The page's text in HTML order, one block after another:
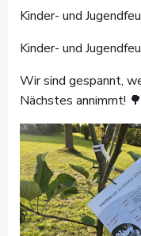
Kinder- und
Kinder- und
Wir sind gespannt,
Nächstes annimmt! 🌳